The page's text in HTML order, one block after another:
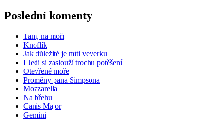
Poslední komenty
Tam, na moři
Knoflík
Jak důležité je míti veverku
I Jedi si zaslouží trochu potěšení
Otevřené moře
Proměny pana Simpsona
Mozzarella
Na břehu
Canis Major
Gemini